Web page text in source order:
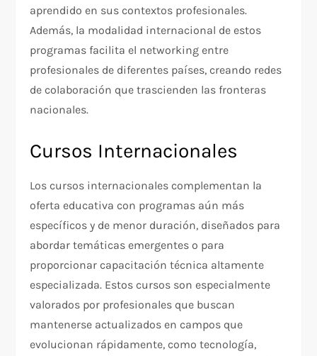
aprendido en sus contextos profesionales.
Además, la modalidad internacional de estos
programas facilita el networking entre
profesionales de diferentes países, creando redes
de colaboración que trascienden las fronteras
nacionales.
Cursos Internacionales
Los cursos internacionales complementan la
oferta educativa con programas aún más
específicos y de menor duración, diseñados para
abordar temáticas emergentes o para
proporcionar capacitación técnica altamente
especializada. Estos cursos son especialmente
valorados por profesionales que buscan
mantenerse actualizados en campos que
evolucionan rápidamente, como tecnología,